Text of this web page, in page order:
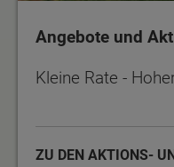
Angebote und
Kleine Rate -
ZU DEN AKTIONS-